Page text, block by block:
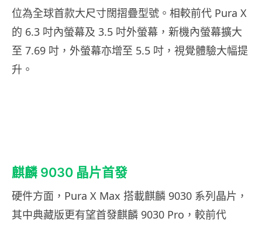
位為全球首款大尺寸闊摺疊型號。相較前代 Pura X
的 6.3 吋內螢幕及 3.5 吋外螢幕，新機內螢幕擴大
至 7.69 吋，外螢幕亦增至 5.5 吋，視覺體驗大幅提
升。
麒麟 9030 晶片首發
硬件方面，Pura X Max 搭載麒麟 9030 系列晶片，
其中典藏版更有望首發麒麟 9030 Pro，較前代